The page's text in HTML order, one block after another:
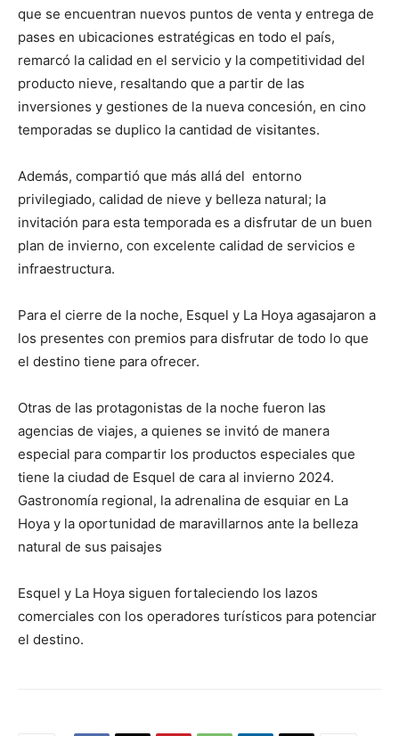
que se encuentran nuevos puntos de venta y entrega de
pases en ubicaciones estratégicas en todo el país,
remarcó la calidad en el servicio y la competitividad del
producto nieve, resaltando que a partir de las
inversiones y gestiones de la nueva concesión, en cino
temporadas se duplico la cantidad de visitantes.
Además, compartió que más allá del entorno
privilegiado, calidad de nieve y belleza natural; la
invitación para esta temporada es a disfrutar de un buen
plan de invierno, con excelente calidad de servicios e
infraestructura.
Para el cierre de la noche, Esquel y La Hoya agasajaron a
los presentes con premios para disfrutar de todo lo que
el destino tiene para ofrecer.
Otras de las protagonistas de la noche fueron las
agencias de viajes, a quienes se invitó de manera
especial para compartir los productos especiales que
tiene la ciudad de Esquel de cara al invierno 2024.
Gastronomía regional, la adrenalina de esquiar en La
Hoya y la oportunidad de maravillarnos ante la belleza
natural de sus paisajes
Esquel y La Hoya siguen fortaleciendo los lazos
comerciales con los operadores turísticos para potenciar
el destino.